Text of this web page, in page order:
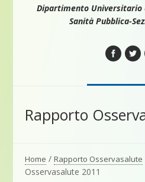
Dipartimento Universitario
Sanità Pubblica-
Rapporto
Home /Rapporto Osservasalute
Osservasalute 2011